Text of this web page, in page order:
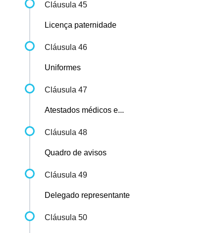
Cláusula 45
Licença paternidade
Cláusula 46
Uniformes
Cláusula 47
Atestados médicos e...
Cláusula 48
Quadro de avisos
Cláusula 49
Delegado representante
Cláusula 50